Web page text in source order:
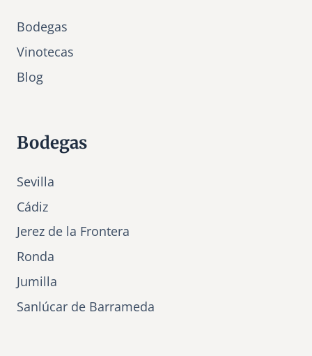
Bodegas
Vinotecas
Blog
Bodegas
Sevilla
Cádiz
Jerez de la Frontera
Ronda
Jumilla
Sanlúcar de Barrameda